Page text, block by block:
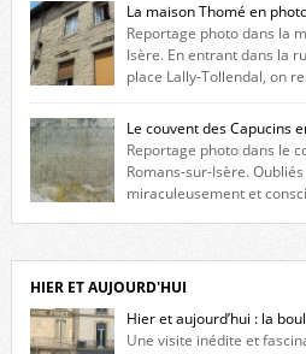
La maison Thomé en
Reportage photo dans la
Isère. En entrant dans la
place Lally-Tollendal, on
maison construite au XVIè siècle. Les
fenêtres jumelles à meneaux. Entre ces
niche qui contient une statue de la
Le couvent des Capucins
Reportage photo dans le
Romans-sur-Isère.
miraculeusement et
l’histoire de la redécouverte de vestiges
retour sur l’histoire […]
HIER ET AUJOURD'HUI
Hier et aujourd’hui : la
Une visite inédite et